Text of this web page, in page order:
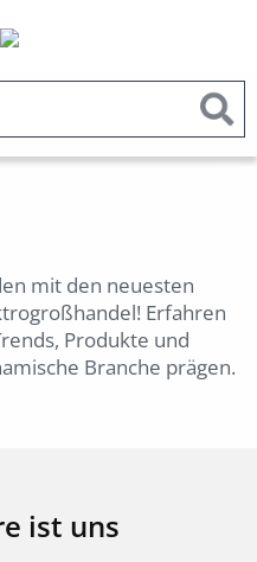
ist uns
mit den neuesten
Erfahren
Produkte und
Branche prägen.